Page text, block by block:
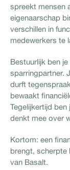
spreekt mensen
eigenaarschap
verschillen in
medewerkers te
Bestuurlijk ben
sparringpartner.
durft
bewaakt
Tegelijkertijd
denkt mee over
Kortom: een
brengt, scherpte
van Basalt.